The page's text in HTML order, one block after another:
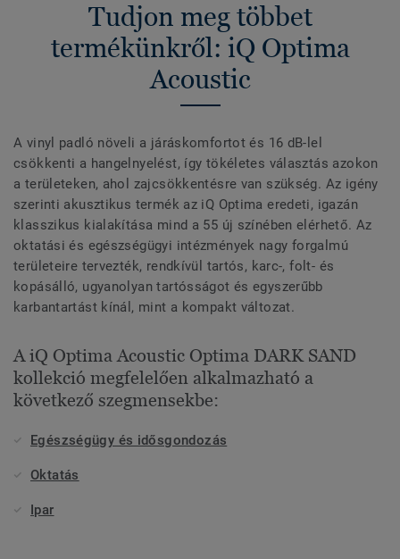
Tudjon meg többet
termékünkről: iQ Optima
Acoustic
A vinyl padló növeli a járáskomfortot és 16 dB-lel
csökkenti a hangelnyelést, így tökéletes választás azokon
a területeken, ahol zajcsökkentésre van szükség. Az igény
szerinti akusztikus termék az iQ Optima eredeti, igazán
klasszikus kialakítása mind a 55 új színében elérhető. Az
oktatási és egészségügyi intézmények nagy forgalmú
területeire tervezték, rendkívül tartós, karc-, folt- és
kopásálló, ugyanolyan tartósságot és egyszerűbb
karbantartást kínál, mint a kompakt változat.
A iQ Optima Acoustic Optima DARK SAND
kollekció megfelelően alkalmazható a
következő szegmensekbe:
Egészségügy és idősgondozás
Oktatás
Ipar